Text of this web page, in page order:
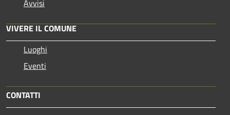
Avvisi
VIVERE IL COMUNE
Luoghi
Eventi
CONTATTI